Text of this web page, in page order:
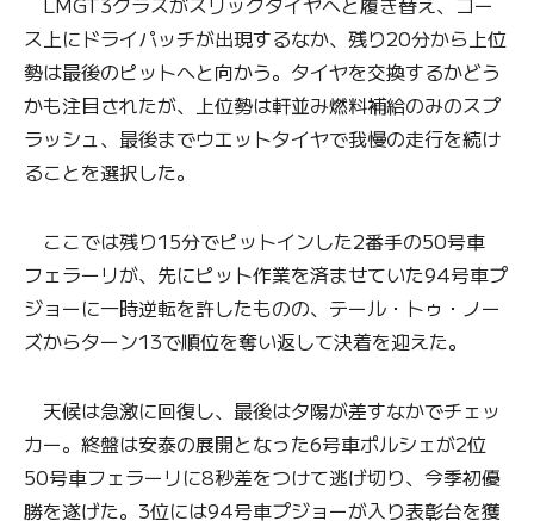
ス上にドライパッチが出現するなか、残り20分から上位
勢は最後のピットへと向かう。タイヤを交換するかどう
かも注目されたが、上位勢は軒並み燃料補給のみのスプ
ラッシュ、最後までウエットタイヤで我慢の走行を続け
ることを選択した。
ここでは残り15分でピットインした2番手の50号車
フェラーリが、先にピット作業を済ませていた94号車プ
ジョーに一時逆転を許したものの、テール・トゥ・ノー
ズからターン13で順位を奪い返して決着を迎えた。
天候は急激に回復し、最後は夕陽が差すなかでチェッ
カー。終盤は安泰の展開となった6号車ポルシェが2位
50号車フェラーリに8秒差をつけて逃げ切り、今季初優
勝を遂げた。3位には94号車プジョーが入り表彰台を獲